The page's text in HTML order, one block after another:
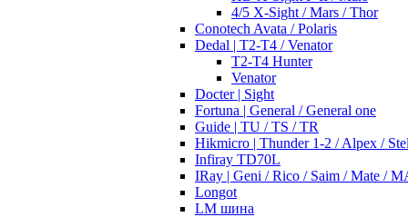
4/5 X-Sight / Mars / Thor
Conotech Avata / Polaris
Dedal | T2-T4 / Venator
T2-T4 Hunter
Venator
Docter | Sight
Fortuna | General / General one
Guide | TU / TS / TR
Hikmicro | Thunder 1-2 / Alpex /
Infiray TD70L
IRay | Geni / Rico / Saim / Mate /
Longot
LM шина